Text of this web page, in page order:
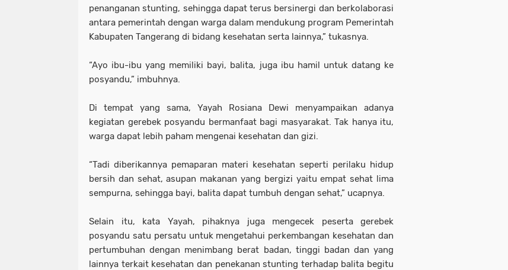
penanganan stunting, sehingga dapat terus bersinergi dan berkolaborasi
antara pemerintah dengan warga dalam mendukung program Pemerintah
Kabupaten Tangerang di bidang kesehatan serta lainnya,” tukasnya.
“Ayo ibu-ibu yang memiliki bayi, balita, juga ibu hamil untuk datang ke
posyandu,” imbuhnya.
Di tempat yang sama, Yayah Rosiana Dewi menyampaikan adanya
kegiatan gerebek posyandu bermanfaat bagi masyarakat. Tak hanya itu,
warga dapat lebih paham mengenai kesehatan dan gizi.
“Tadi diberikannya pemaparan materi kesehatan seperti perilaku hidup
bersih dan sehat, asupan makanan yang bergizi yaitu empat sehat lima
sempurna, sehingga bayi, balita dapat tumbuh dengan sehat,” ucapnya.
Selain itu, kata Yayah, pihaknya juga mengecek peserta gerebek
posyandu satu persatu untuk mengetahui perkembangan kesehatan dan
pertumbuhan dengan menimbang berat badan, tinggi badan dan yang
lainnya terkait kesehatan dan penekanan stunting terhadap balita begitu